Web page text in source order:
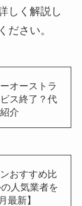
しく解説し
ださい。
オーストラ
ス終了？代
介
おすすめ比
人気業者を
最新】